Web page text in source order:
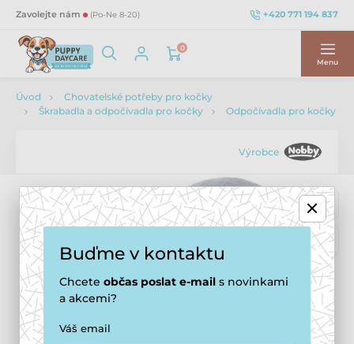
Zavolejte nám (Po-Ne 8-20) +420 771 194 837
0
Menu
Úvod
Chovatelské potřeby pro kočky
Škrabadla a odpočívadla pro kočky
Odpočívadla pro kočky
Výrobce
Buďme v kontaktu
Chcete občas poslat e-mail s novinkami
a akcemi?
Váš email